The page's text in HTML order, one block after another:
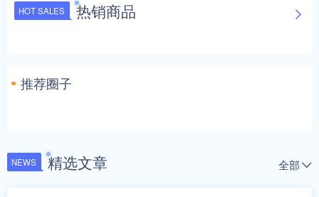
HOT SALES 热销商品
推荐圈子
NEWS 精选文章 全部